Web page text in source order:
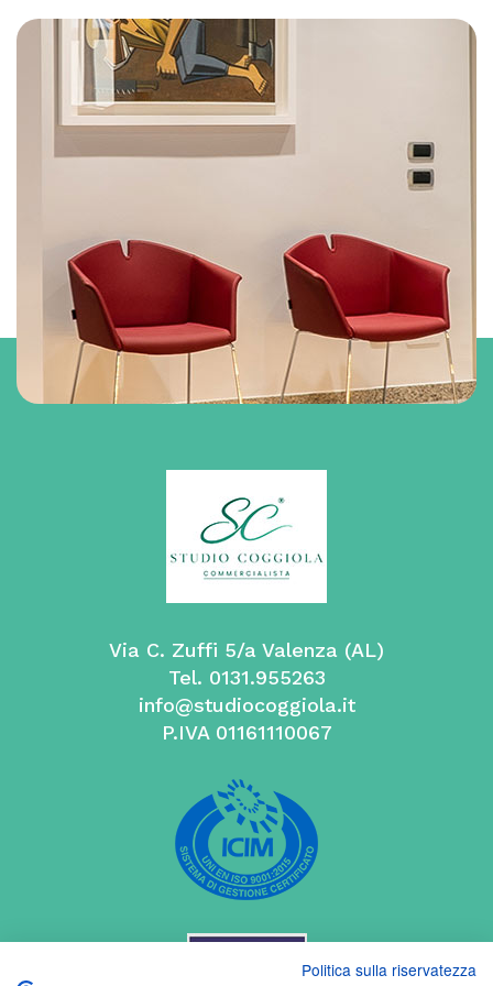
Via C. Zuffi 5/a Valenza (AL)
Tel. 0131.955263
info@studiocoggiola.it
P.IVA 01161110067
Politica sulla riservatezza